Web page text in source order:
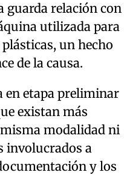
guarda relación con
utilizada para
un hecho
de la causa.
en etapa preliminar
existan más
modalidad ni
involucrados a
y los